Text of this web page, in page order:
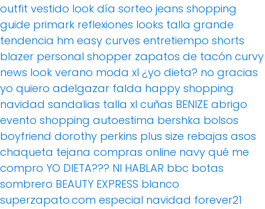
outfit vestido look día sorteo jeans shopping
guide primark reflexiones looks talla grande
tendencia hm easy curves entretiempo shorts
blazer personal shopper zapatos de tacón curvy
news look verano moda xl ¿yo dieta? no gracias
yo quiero adelgazar falda happy shopping
navidad sandalias talla xl cuñas BENIZE abrigo
evento shopping autoestima bershka bolsos
boyfriend dorothy perkins plus size rebajas asos
chaqueta tejana compras online navy qué me
compro YO DIETA??? NI HABLAR bbc botas
sombrero BEAUTY EXPRESS blanco
superzapato.com especial navidad forever21